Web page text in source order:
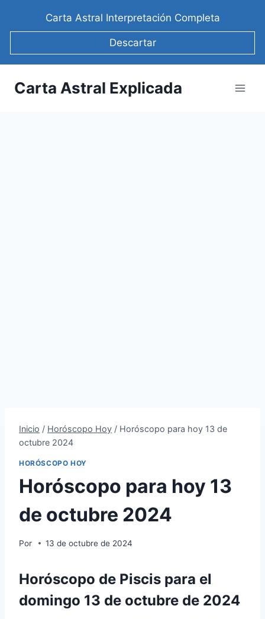
Carta Astral Interpretación Completa
Descartar
Carta Astral Explicada
Inicio / Horóscopo Hoy / Horóscopo para hoy 13 de
octubre 2024
HORÓSCOPO HOY
Horóscopo para hoy 13
de octubre 2024
Por 13 de octubre de 2024
Horóscopo de Piscis para el
domingo 13 de octubre de 2024